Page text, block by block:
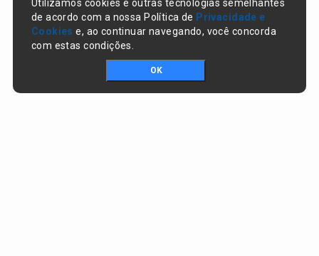
Utilizamos cookies e outras tecnologias semelhantes
de acordo com a nossa Política de Privacidade e
Cookies e, ao continuar navegando, você concorda
com estas condições.
OK